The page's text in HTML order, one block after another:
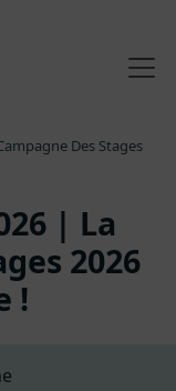
Des Stages
| La
2026
!